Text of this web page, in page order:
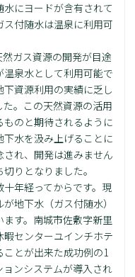
にヨードが含有されて
付随水は温泉に利用可
ガス資源の開発が目途
泉水として利用可能で
資源利用の実績に乏し
。この天然資源の活用
のと期待されるように
水を汲み上げることに
れ、開発は進みません
りとなりました。
年経ってからです。現
地下水（ガス付随水）
す。南城市佐敷字新里
センターユインチホテ
とが出来た成功例の1
ンシステムが導入され